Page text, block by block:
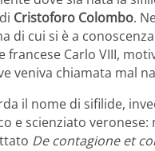
Cristoforo Colombo.
di cui si è a
francese Carlo VIII,
veniva chiamata mal
il nome di sifilide,
e scienziato veronese:
De contagione et